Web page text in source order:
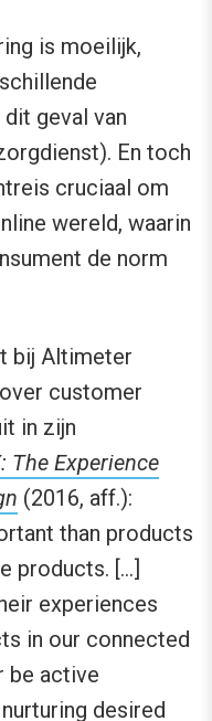
is moeilijk,
geval van
En toch
cruciaal om
wereld, waarin
de norm
bij Altimeter
customer
in zijn
The Experience
(2016, aff.):
than products
products. […]
experiences
in our connected
be active
desired